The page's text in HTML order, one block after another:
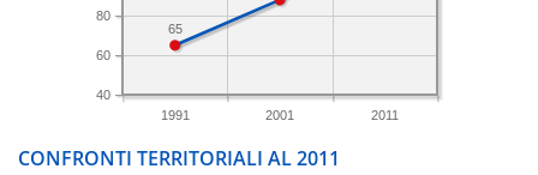
1991 2001 2011
40
60
80
65
CONFRONTI TERRITORIALI AL 2011